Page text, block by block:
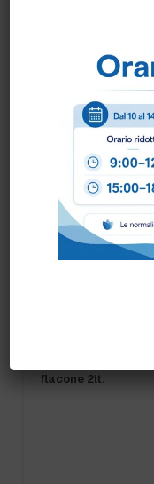
Come
Puoi ordinare
scrivendo una
Per ogni
flacone 2lt.